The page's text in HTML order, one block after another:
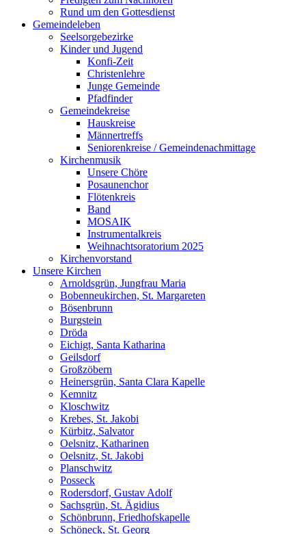
Rund um den Gottesdienst
Gemeindeleben
Seelsorgebezirke
Kinder und Jugend
Konfi-Zeit
Christenlehre
Junge Gemeinde
Pfadfinder
Gemeindekreise
Hauskreise
Männertreffs
Seniorenkreise / Gemeindenachmittage
Kirchenmusik
Unsere Chöre
Posaunenchor
Flötenkreis
Band
MOSAIK
Instrumentalkreis
Weihnachtsoratorium 2025
Kirchenvorstand
Unsere Kirchen
Arnoldsgrün, Jungfrau Maria
Bobenneukirchen, St. Margareten
Bösenbrunn
Burgstein
Dröda
Eichigt, Santa Katharina
Geilsdorf
Großzöbern
Heinersgrün, Santa Clara Kapelle
Kemnitz
Kloschwitz
Krebes, St. Jakobi
Kürbitz, Salvator
Oelsnitz, Katharinen
Oelsnitz, St. Jakobi
Planschwitz
Posseck
Rodersdorf, Gustav Adolf
Sachsgrün, St. Ägidius
Schönbrunn, Friedhofskapelle
Schöneck, St. Georg